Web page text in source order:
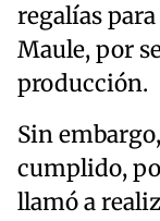
regalías
Maule, por
producción.
Sin
cumplido,
llamó a